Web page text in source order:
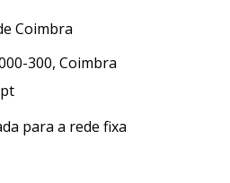
Coimbra
300, Coimbra
para a rede fixa